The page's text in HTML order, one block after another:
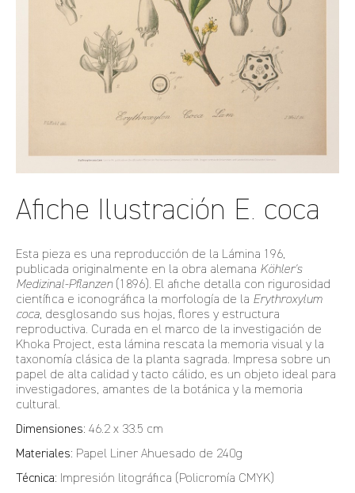
Afiche Ilustración E. coca
Esta pieza es una reproducción de la Lámina 196,
publicada originalmente en la obra alemana Köhler's
Medizinal-Pflanzen(1896). El afiche detalla con rigurosidad
científica e iconográfica la morfología de la Erythroxylum
coca, desglosando sus hojas, flores y estructura
reproductiva. Curada en el marco de la investigación de
Khoka Project, esta lámina rescata la memoria visual y la
taxonomía clásica de la planta sagrada. Impresa sobre un
papel de alta calidad y tacto cálido, es un objeto ideal para
investigadores, amantes de la botánica y la memoria
cultural.
Dimensiones: 46.2 x 33.5 cm
Materiales: Papel Liner Ahuesado de 240g
Técnica: Impresión litográfica (Policromía CMYK)